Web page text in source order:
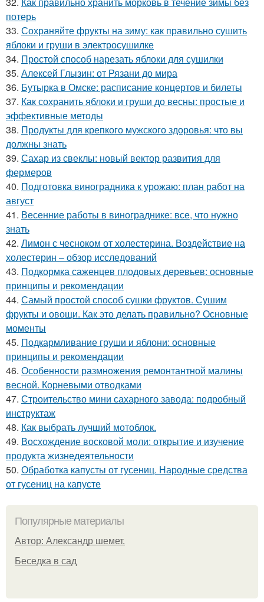
потерь
33. Сохраняйте фрукты на зиму: как правильно сушить
яблоки и груши в электросушилке
34. Простой способ нарезать яблоки для сушилки
35. Алексей Глызин: от Рязани до мира
36. Бутырка в Омске: расписание концертов и билеты
37. Как сохранить яблоки и груши до весны: простые и
эффективные методы
38. Продукты для крепкого мужского здоровья: что вы
должны знать
39. Сахар из свеклы: новый вектор развития для
фермеров
40. Подготовка виноградника к урожаю: план работ на
август
41. Весенние работы в винограднике: все, что нужно
знать
42. Лимон с чесноком от холестерина. Воздействие на
холестерин – обзор исследований
43. Подкормка саженцев плодовых деревьев: основные
принципы и рекомендации
44. Самый простой способ сушки фруктов. Сушим
фрукты и овощи. Как это делать правильно? Основные
моменты
45. Подкармливание груши и яблони: основные
принципы и рекомендации
46. Особенности размножения ремонтантной малины
весной. Корневыми отводками
47. Строительство мини сахарного завода: подробный
инструктаж
48. Как выбрать лучший мотоблок.
49. Восхождение восковой моли: открытие и изучение
продукта жизнедеятельности
50. Обработка капусты от гусениц. Народные средства
от гусениц на капусте
Популярные материалы
Автор: Александр шемет.
Беседка в сад